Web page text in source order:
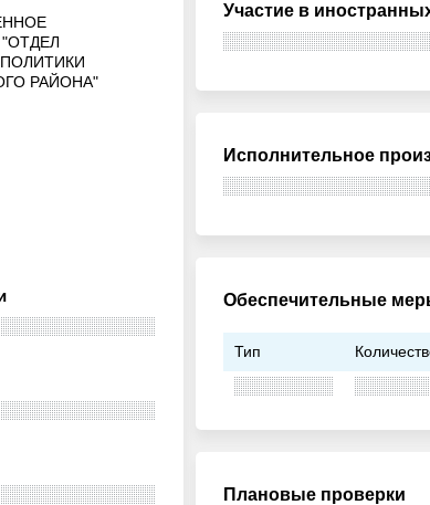
РАЙОНА"
Участие в
Исполнительное
Обеспечительные
Тип
Плановые проверки